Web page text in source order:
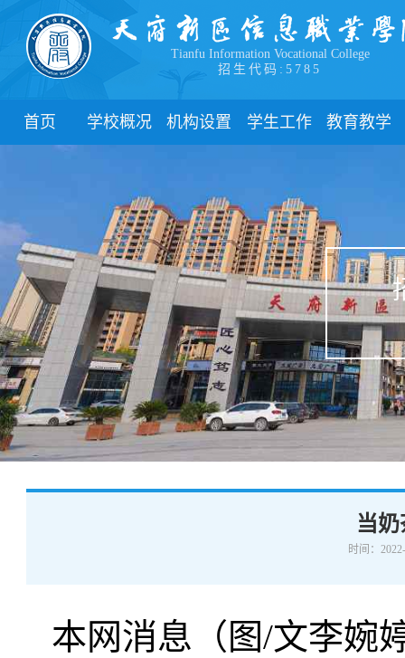
Tianfu Information Vocational College
招生代码:5785
首页 学校概况
学院领导
办学理念
办学特色
校园风貌
机构设置
职能部门
学生工作
新闻动态
团委
管理制度
学生风采
心理健康
学生资助
下载中心
联系我们
教育教学
教学制度
教学通知
教学动态
实践教学
专业建设
课程建设
教学改革
学术交流
当
时间：
本网消息（图/文李婉